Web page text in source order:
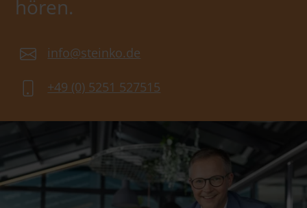
hören.
info@steinko.de
+49 (0) 5251 527515